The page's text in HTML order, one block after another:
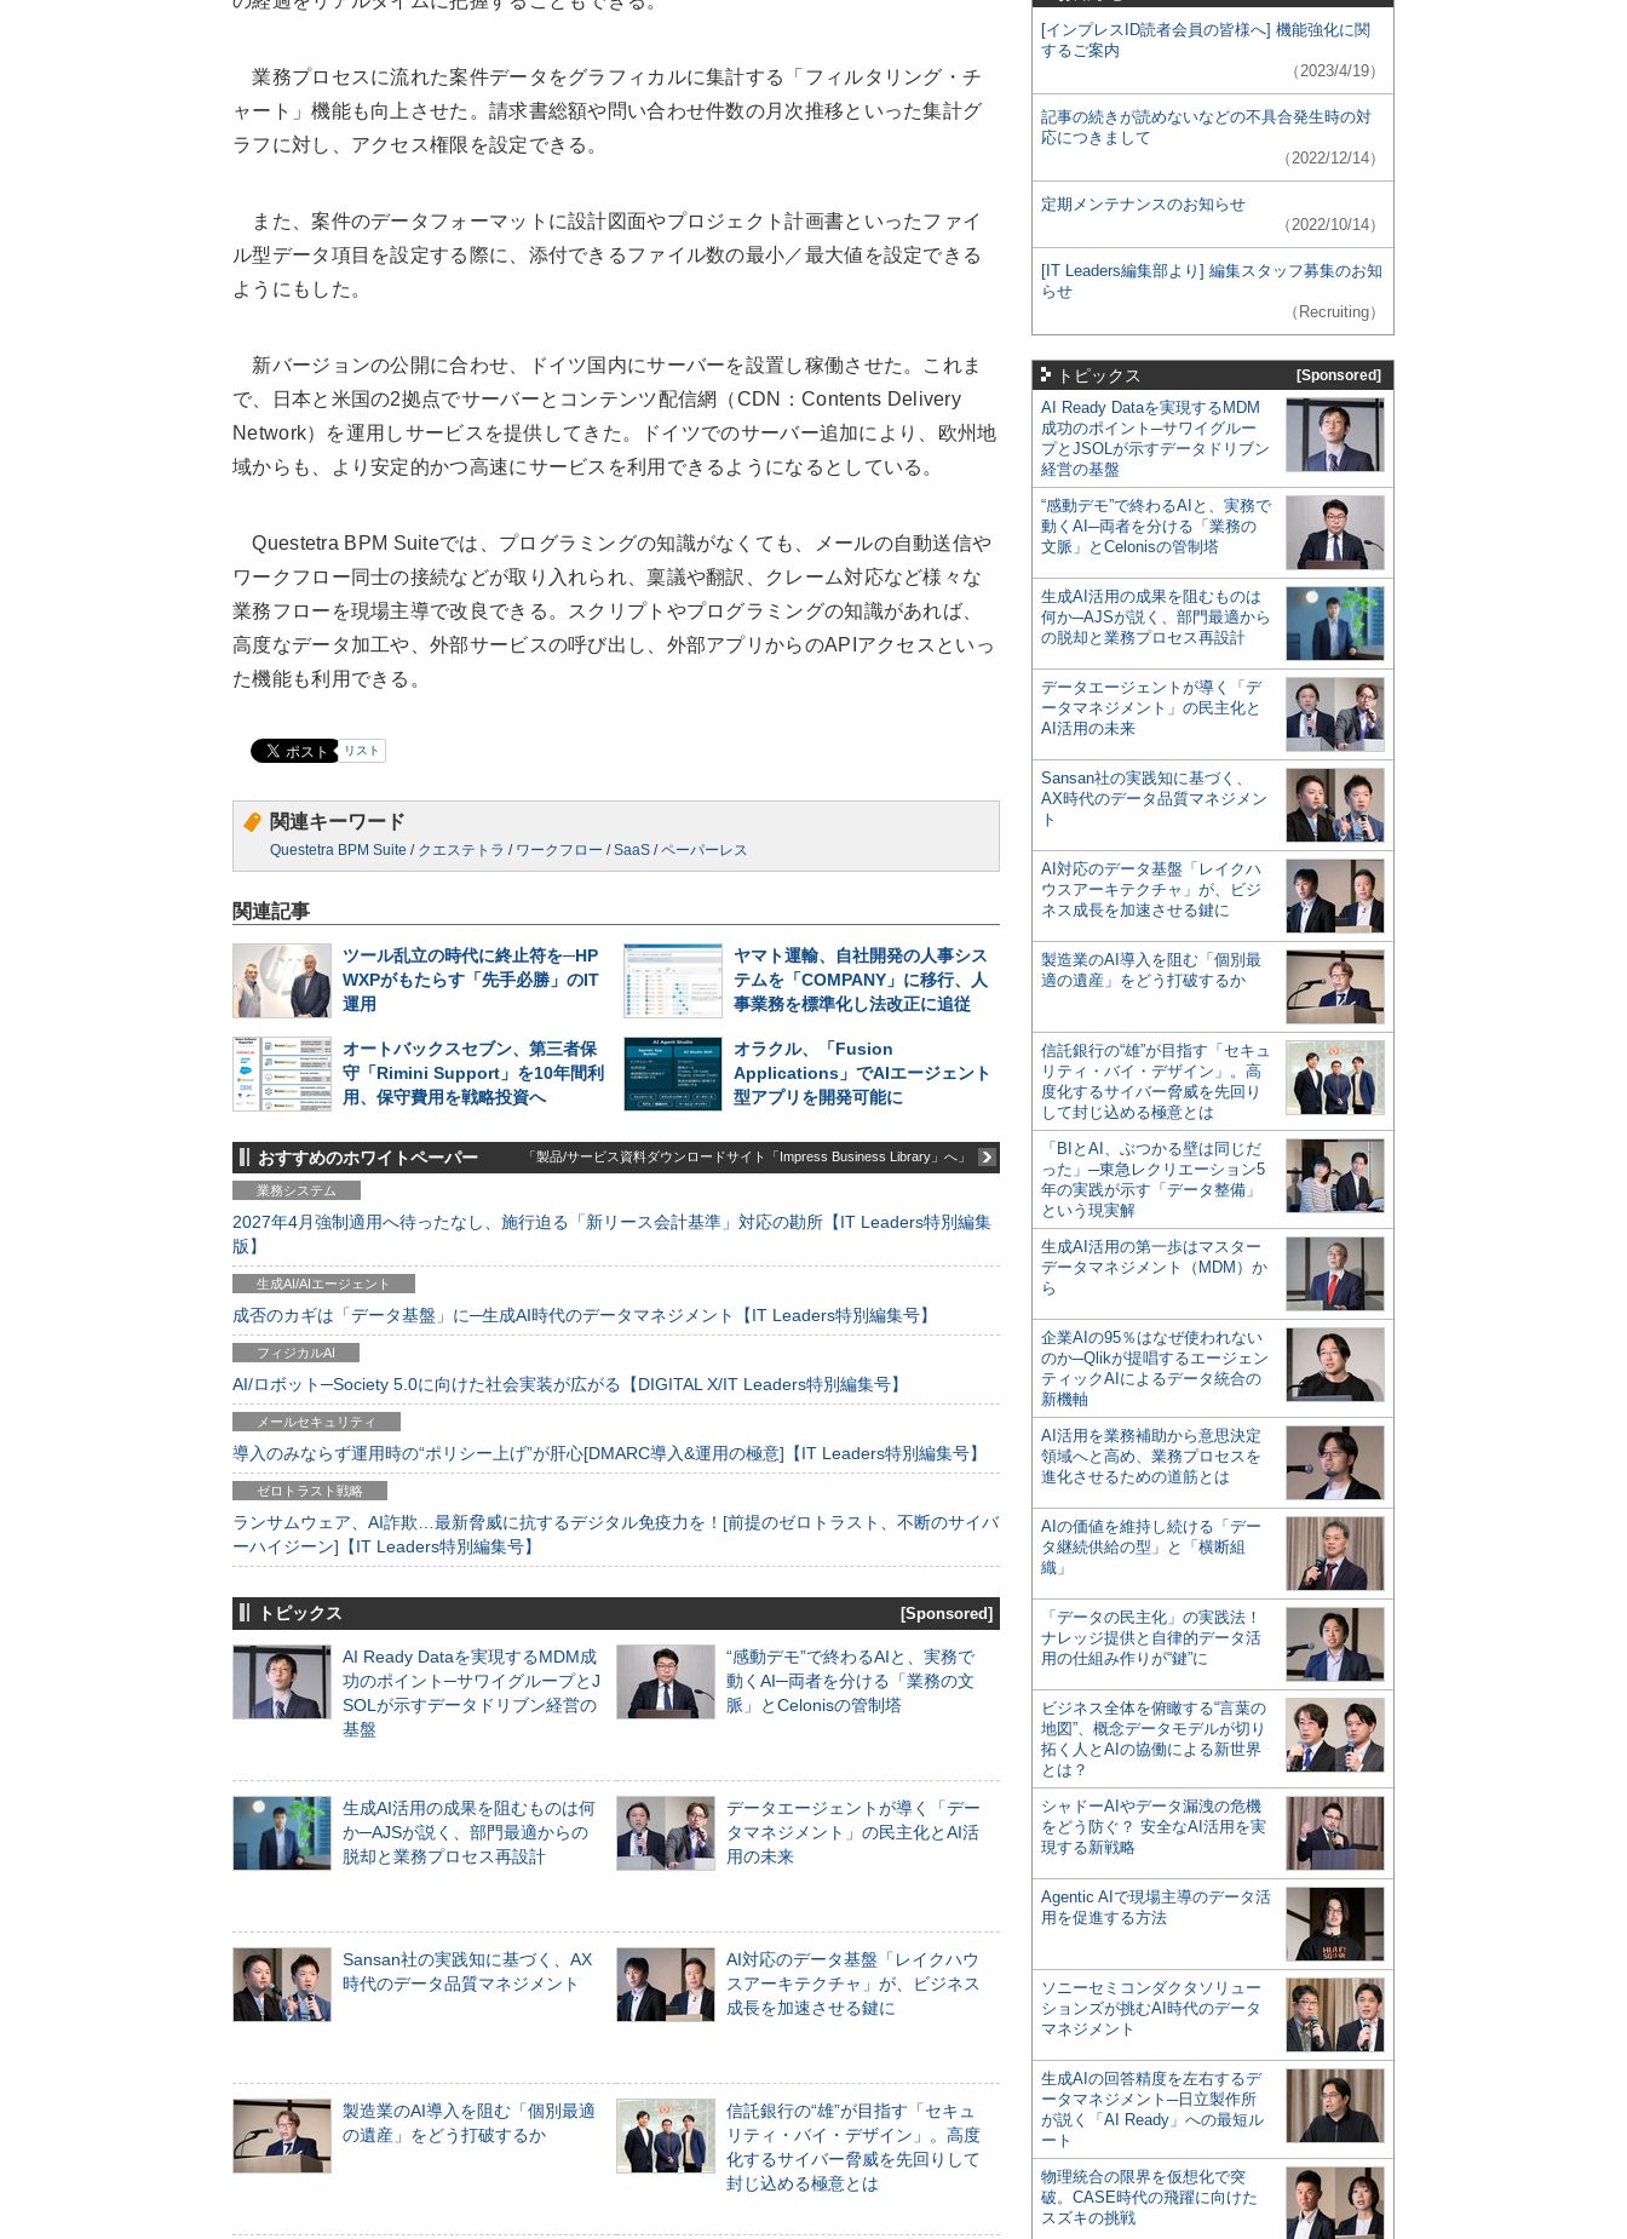
業務プロセスに流れた案件データをグラフィカルに集計する「フィルタリング・チ
ャート」機能も向上させた。請求書総額や問い合わせ件数の月次推移といった集計グ
ラフに対し、アクセス権限を設定できる。
また、案件のデータフォーマットに設計図面やプロジェクト計画書といったファイ
ル型データ項目を設定する際に、添付できるファイル数の最小／最大値を設定できる
ようにもした。
新バージョンの公開に合わせ、ドイツ国内にサーバーを設置し稼働させた。これま
で、日本と米国の2拠点でサーバーとコンテンツ配信網（CDN：Contents Delivery
Network）を運用しサービスを提供してきた。ドイツでのサーバー追加により、欧州地
域からも、より安定的かつ高速にサービスを利用できるようになるとしている。
Questetra BPM Suiteでは、プログラミングの知識がなくても、メールの自動送信や
ワークフロー同士の接続などが取り入れられ、稟議や翻訳、クレーム対応など様々な
業務フローを現場主導で改良できる。スクリプトやプログラミングの知識があれば、
高度なデータ加工や、外部サービスの呼び出し、外部アプリからのAPIアクセスといっ
た機能も利用できる。
リスト
関連キーワード
Questetra BPM Suite / クエステトラ / ワークフロー /SaaS /ペーパーレス
関連記事
ツール乱立の時代に終止符を─HP
WXPがもたらす「先手必勝」のIT
運用
ヤマト運輸、自社開発の人事シス
テムを「COMPANY」に移行、人
事業務を標準化し法改正に追従
オートバックスセブン、第三者保
守「Rimini Support」を10年間利
用、保守費用を戦略投資へ
オラクル、「Fusion
Applications」でAIエージェント
型アプリを開発可能に
おすすめのホワイトペーパー 「製品/サービス資料ダウンロードサイト「Impress Business Library」へ」
業務システム
2027年4月強制適用へ待ったなし、施行迫る「新リース会計基準」対応の勘所【IT Leaders特別編集
版】
生成AI/AIエージェント
成否のカギは「データ基盤」に─生成AI時代のデータマネジメント【IT Leaders特別編集号】
フィジカルAI
AI/ロボット─Society 5.0に向けた社会実装が広がる【DIGITAL X/IT Leaders特別編集号】
メールセキュリティ
導入のみならず運用時の“ポリシー上げ”が肝心[DMARC導入&運用の極意]【IT Leaders特別編集号】
ゼロトラスト戦略
ランサムウェア、AI詐欺…最新脅威に抗するデジタル免疫力を！[前提のゼロトラスト、不断のサイバ
ーハイジーン]【IT Leaders特別編集号】
トピックス [Sponsored]
AI Ready Dataを実現するMDM成
功のポイント─サワイグループとJ
SOLが示すデータドリブン経営の
基盤
“感動デモ”で終わるAIと、実務で
動くAI─両者を分ける「業務の文
脈」とCelonisの管制塔
生成AI活用の成果を阻むものは何
か─AJSが説く、部門最適からの
脱却と業務プロセス再設計
データエージェントが導く「デー
タマネジメント」の民主化とAI活
用の未来
Sansan社の実践知に基づく、AX
時代のデータ品質マネジメント
AI対応のデータ基盤「レイクハウ
スアーキテクチャ」が、ビジネス
成長を加速させる鍵に
製造業のAI導入を阻む「個別最適
の遺産」をどう打破するか
信託銀行の“雄”が目指す「セキュ
リティ・バイ・デザイン」。高度
化するサイバー脅威を先回りして
封じ込める極意とは
[インプレスID読者会員の皆様へ] 機能強化に関
するご案内
（2023/4/19）
記事の続きが読めないなどの不具合発生時の対
応につきまして
（2022/12/14）
定期メンテナンスのお知らせ
（2022/10/14）
[IT Leaders編集部より] 編集スタッフ募集のお知
らせ
（Recruiting）
トピックス [Sponsored]
AI Ready Dataを実現するMDM
成功のポイント─サワイグルー
プとJSOLが示すデータドリブン
経営の基盤
“感動デモ”で終わるAIと、実務で
動くAI─両者を分ける「業務の
文脈」とCelonisの管制塔
生成AI活用の成果を阻むものは
何か─AJSが説く、部門最適から
の脱却と業務プロセス再設計
データエージェントが導く「デ
ータマネジメント」の民主化と
AI活用の未来
Sansan社の実践知に基づく、
AX時代のデータ品質マネジメン
ト
AI対応のデータ基盤「レイクハ
ウスアーキテクチャ」が、ビジ
ネス成長を加速させる鍵に
製造業のAI導入を阻む「個別最
適の遺産」をどう打破するか
信託銀行の“雄”が目指す「セキュ
リティ・バイ・デザイン」。高
度化するサイバー脅威を先回り
して封じ込める極意とは
「BIとAI、ぶつかる壁は同じだ
った」─東急レクリエーション5
年の実践が示す「データ整備」
という現実解
生成AI活用の第一歩はマスター
データマネジメント（MDM）か
ら
企業AIの95％はなぜ使われない
のか─Qlikが提唱するエージェン
ティックAIによるデータ統合の
新機軸
AI活用を業務補助から意思決定
領域へと高め、業務プロセスを
進化させるための道筋とは
AIの価値を維持し続ける「デー
タ継続供給の型」と「横断組
織」
「データの民主化」の実践法！
ナレッジ提供と自律的データ活
用の仕組み作りが“鍵”に
ビジネス全体を俯瞰する“言葉の
地図”、概念データモデルが切り
拓く人とAIの協働による新世界
とは？
シャドーAIやデータ漏洩の危機
をどう防ぐ？ 安全なAI活用を実
現する新戦略
Agentic AIで現場主導のデータ活
用を促進する方法
ソニーセミコンダクタソリュー
ションズが挑むAI時代のデータ
マネジメント
生成AIの回答精度を左右するデ
ータマネジメント─日立製作所
が説く「AI Ready」への最短ル
ート
物理統合の限界を仮想化で突
破。CASE時代の飛躍に向けた
スズキの挑戦